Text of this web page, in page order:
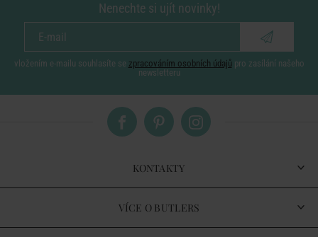
Nenechte si ujít novinky!
vložením e-mailu souhlasíte se zpracováním osobních údajů pro zasílání našeho
newsletteru
KONTAKTY
VÍCE O BUTLERS